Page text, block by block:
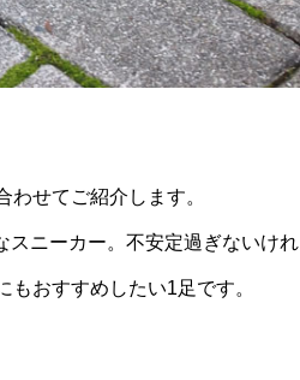
せてご紹介します。
スニーカー。不安定過ぎないけれ
おすすめしたい1足です。